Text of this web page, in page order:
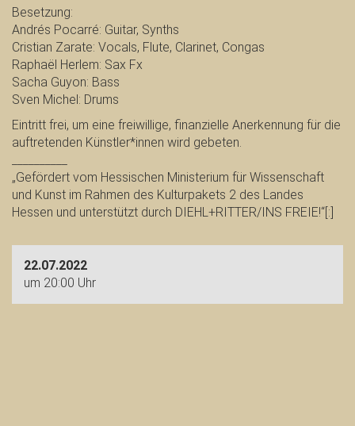
Besetzung:
Andrés Pocarré: Guitar, Synths
Cristian Zarate: Vocals, Flute, Clarinet, Congas
Raphaël Herlem: Sax Fx
Sacha Guyon: Bass
Sven Michel: Drums
Eintritt frei, um eine freiwillige, finanzielle Anerkennung für die
auftretenden Künstler*innen wird gebeten.
„Gefördert vom Hessischen Ministerium für Wissenschaft
und Kunst im Rahmen des Kulturpakets 2 des Landes
Hessen und unterstützt durch DIEHL+RITTER/INS FREIE!“[:]
22.07.2022
um 20:00 Uhr